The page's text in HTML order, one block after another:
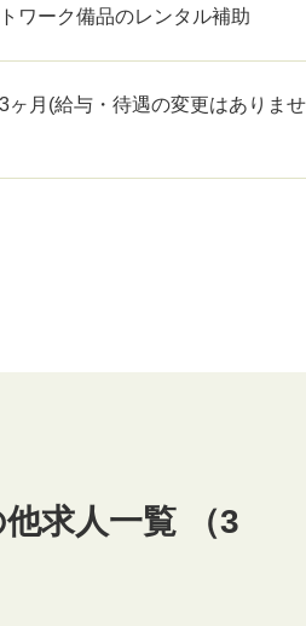
トワーク備品のレンタル補助
ヶ月(給与・待遇の変更はありませ
求人一覧 （3